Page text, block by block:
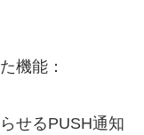
機能：
せるPUSH通知